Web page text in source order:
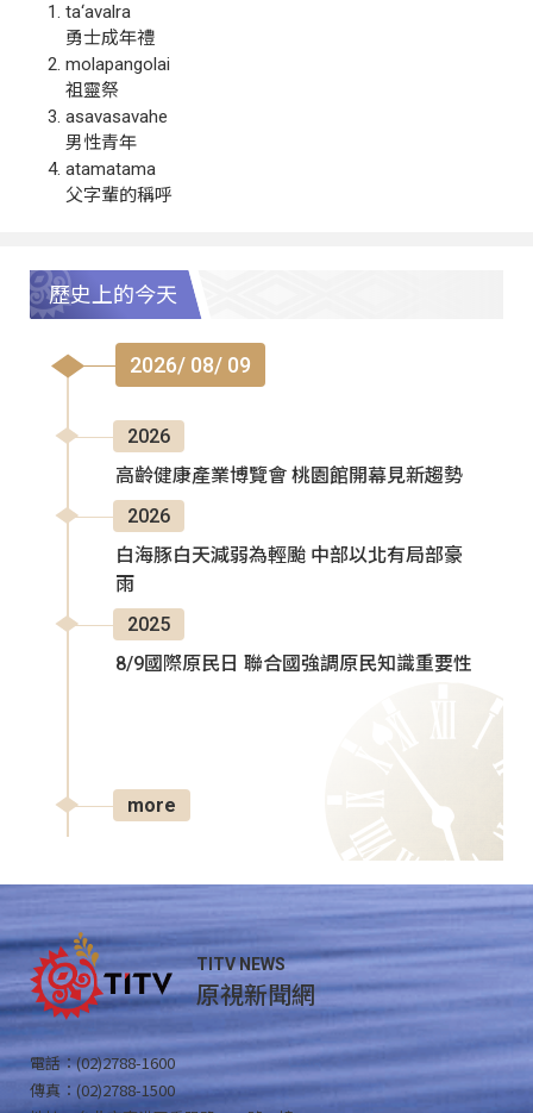
ta‘avalra
勇士成年禮
molapangolai
祖靈祭
asavasavahe
男性青年
atamatama
父字輩的稱呼
歷史上的今天
2026/ 08/ 09
2026
高齡健康產業博覽會 桃園館開幕見新趨勢
2026
白海豚白天減弱為輕颱 中部以北有局部豪
雨
2025
8/9國際原民日 聯合國強調原民知識重要性
more
TITV NEWS
原視新聞網
電話：(02)2788-1600
傳真：(02)2788-1500